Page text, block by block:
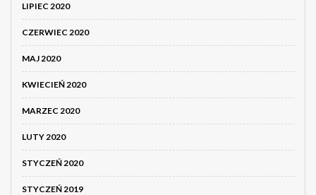
LIPIEC 2020
CZERWIEC 2020
MAJ 2020
KWIECIEŃ 2020
MARZEC 2020
LUTY 2020
STYCZEŃ 2020
STYCZEŃ 2019